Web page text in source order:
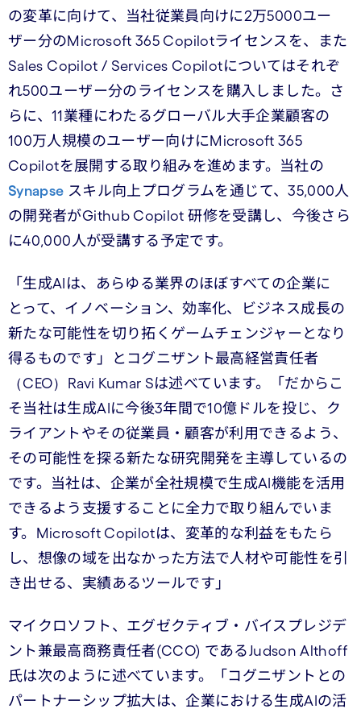
の変革に向けて、当社従業員向けに2万5000ユー
ザー分のMicrosoft 365 Copilotライセンスを、また
Sales Copilot / Services Copilotについてはそれぞ
れ500ユーザー分のライセンスを購入しました。さ
らに、11業種にわたるグローバル大手企業顧客の
100万人規模のユーザー向けにMicrosoft 365
Copilotを展開する取り組みを進めます。当社の
Synapse スキル向上プログラムを通じて、35,000人
の開発者がGithub Copilot 研修を受講し、今後さら
に40,000人が受講する予定です。
「生成AIは、あらゆる業界のほぼすべての企業に
とって、イノベーション、効率化、ビジネス成長の
新たな可能性を切り拓くゲームチェンジャーとなり
得るものです」とコグニザント最高経営責任者
（CEO）Ravi Kumar Sは述べています。「だからこ
そ当社は生成AIに今後3年間で10億ドルを投じ、ク
ライアントやその従業員・顧客が利用できるよう、
その可能性を探る新たな研究開発を主導しているの
です。当社は、企業が全社規模で生成AI機能を活用
できるよう支援することに全力で取り組んでいま
す。Microsoft Copilotは、変革的な利益をもたら
し、想像の域を出なかった方法で人材や可能性を引
き出せる、実績あるツールです」
マイクロソフト、エグゼクティブ・バイスプレジデ
ント兼最高商務責任者(CCO) であるJudson Althoff
氏は次のように述べています。「コグニザントとの
パートナーシップ拡大は、企業における生成AIの活